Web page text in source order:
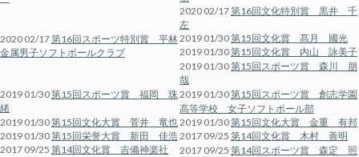
2020 02/17第16回文化特別賞 黒井 千
左
2020 02/17第16回スポーツ特別賞 平林
金属男子ソフトボールクラブ
2019 01/30第15回文化賞 髙月 國光
2019 01/30第15回文化賞 内山 詠美子
2019 01/30第15回スポーツ賞 森川 朋
哉
2019 01/30第15回スポーツ賞 福岡 珠
緒
2019 01/30第15回スポーツ賞 創志学園
高等学校 女子ソフトボール部
2019 01/30第15回文化大賞 菅井 竜也2019 01/30第15回文化大賞 金重 有邦
2019 01/30第15回栄誉大賞 新田 佳浩2017 09/25 第14回文化賞 木村 善明
2017 09/25 第14回文化賞 吉備神楽社 2017 09/25 第14回スポーツ賞 森定 照